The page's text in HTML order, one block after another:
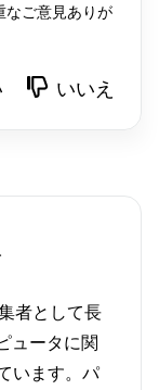
なご意見ありが
いいえ
者として長
ュータに関
います。パ